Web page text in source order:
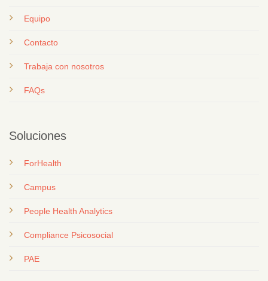
Equipo
Contacto
Trabaja con nosotros
FAQs
Soluciones
ForHealth
Campus
People Health Analytics
Compliance Psicosocial
PAE